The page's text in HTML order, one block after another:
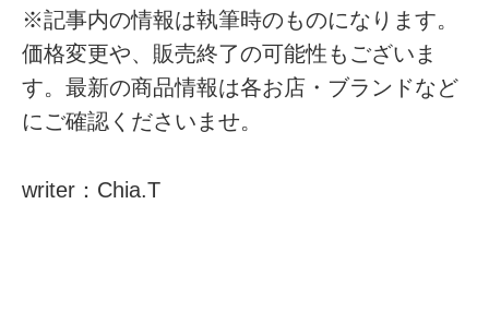
※記事内の情報は執筆時のものになります。
価格変更や、販売終了の可能性もございま
す。最新の商品情報は各お店・ブランドなど
にご確認くださいませ。
writer：Chia.T